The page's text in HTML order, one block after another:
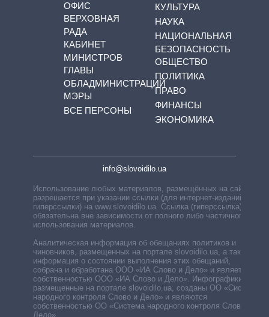
ОФИС
ВЕРХОВНАЯ
РАДА
КАБИНЕТ
МИНИСТРОВ
ГЛАВЫ
ОБЛАДМИНИСТРАЦИЙ
МЭРЫ
ВСЕ ПЕРСОНЫ
КУЛЬТУРА
НАУКА
НАЦИОНАЛЬНАЯ
БЕЗОПАСНОСТЬ
ОБЩЕСТВО
ПОЛИТИКА
ПРАВО
ФИНАНСЫ
ЭКОНОМИКА
info@slovoidilo.ua
Использование любых материалов, размещённых на сайте,
разрешается при указании ссылки (для интернет-изданий —
гиперссылки) на www.slovoidilo.ua. Ссылка (гиперссылка)
обязательна вне зависимости от полного либо частичного
использования материалов.
Аналитическая информация об обещаниях политиков и
чиновников, размещенных на портале slovoidilo.ua, а также
информация о состоянии выполнения этих обещаний,
собрана и обработана ООО «ИА Слово и Дело» и является
собственностью ООО «ИА Слово и Дело». Инфографики,
размещенные на портале slovoidilo.ua, созданы ОО «Система
народного контроля Слово и Дело» и являются
собственностью ОО «Система народного контроля Слово и
Дело».